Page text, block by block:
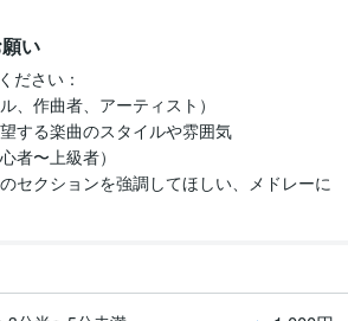
い
ださい：
、作曲者、アーティスト）
する楽曲のスタイルや雰囲気
者〜上級者）
セクションを強調してほしい、メドレーに